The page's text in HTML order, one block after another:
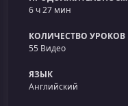
6 ч 27 мин
КОЛИЧЕСТВО УРОКОВ
55 Видео
ЯЗЫК
Английский